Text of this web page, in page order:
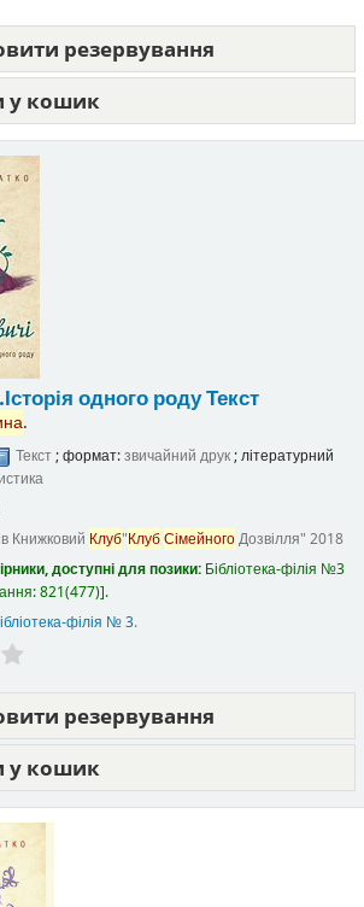
резервування
у кошик
одного родуТекст
.
Текст; формат:звичайний друк; літературний
Книжковий Клуб"КлубСімейногоДозвілля" 2018
доступні для позики: Бібліотека-філія №3
821(477) .
філія № 3.
резервування
у кошик